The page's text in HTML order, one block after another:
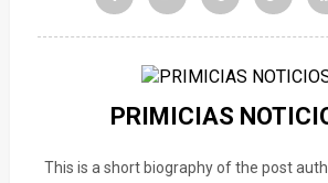
PRIMICIAS
This is a short biography of the post